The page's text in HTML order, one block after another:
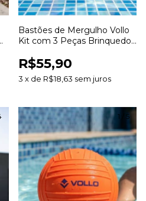
Bastões de Mergulho Vollo
Kit com 3 Peças Brinquedo
Natação e Mergulho
R$55,90
3 x de R$18,63 sem juros
1 5